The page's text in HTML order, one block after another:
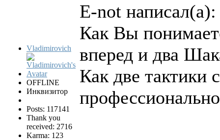
Vladimirovich
OFFLINE
Инквизитор
Posts: 117141
Thank you
received: 2716
Karma: 123
E-not написал(а):
Как Вы
вперед и два
Как две тактики